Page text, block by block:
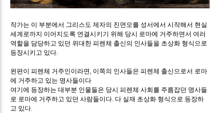
작가는 이 부분에서 그리스도 제자의 진면모를 성서에서 시작해서 현실
세계로까지 이어지도록 연결시키기 위해 당시 로마에 거주하면서 여러
역할을 담당하고 있던 위대한 피렌체 출신의 인사들을 초상화 형식으로
등장시키고 있다
왼편이 피렌체 거주인이라면 이쪽의 인사들은 피렌체 출신으로서 로마
에 거주하고 있는 명사들이다
여기에 등장하는 대부분 인물들은 당시 피렌체 사회를 주름잡던 명사들
로 로마에 거주하고 있던 사람들이다 다 실재 초상화 형식으로 등장하
고 있다